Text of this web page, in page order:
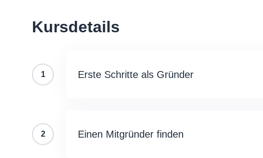
Kursdetails
1 Erste Schritte als Gründer
2 Einen Mitgründer finden